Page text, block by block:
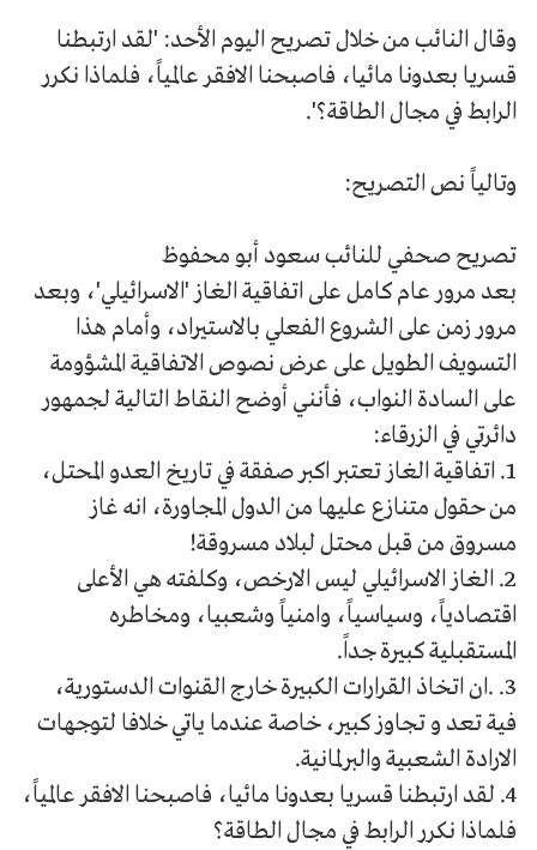
وقال النائب من خلال تصريح اليوم الأحد: 'لقد ارتبطنا
قسريا بعدونا مائيا، فاصبحنا الافقر عالمياً، فلماذا نكرر
الرابط في مجال الطاقة؟'.
وتالياً نص التصريح:
تصريح صحفي للنائب سعود أبو محفوظ
بعد مرور عام كامل على اتفاقية الغاز 'الاسرائيلي'، وبعد
مرور زمن على الشروع الفعلي بالاستيراد، وأمام هذا
التسويف الطويل على عرض نصوص الاتفاقية المشؤومة
على السادة النواب، فأنني أوضح النقاط التالية لجمهور
دائرتي في الزرقاء:
1. اتفاقية الغاز تعتبر اكبر صفقة في تاريخ العدو المحتل،
من حقول متنازع عليها من الدول المجاورة، انه غاز
مسروق من قبل محتل لبلاد مسروقة!
2. الغاز الاسرائيلي ليس الارخص، وكلفته هي الأعلى
اقتصادياً، وسياسياً، وامنياً وشعبيا، ومخاطره
المستقبلية كبيرة جداً.
3. .ان اتخاذ القرارات الكبيرة خارج القنوات الدستورية،
فية تعد و تجاوز كبير، خاصة عندما ياتي خلافا لتوجهات
الارادة الشعبية والبرلمانية.
4. لقد ارتبطنا قسريا بعدونا مائيا، فاصبحنا الافقر عالمياً،
فلماذا نكرر الرابط في مجال الطاقة؟